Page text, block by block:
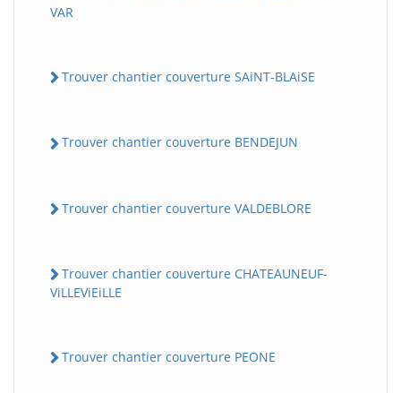
VAR
Trouver chantier couverture SAiNT-BLAiSE
Trouver chantier couverture BENDEJUN
Trouver chantier couverture VALDEBLORE
Trouver chantier couverture CHATEAUNEUF-
ViLLEViEiLLE
Trouver chantier couverture PEONE